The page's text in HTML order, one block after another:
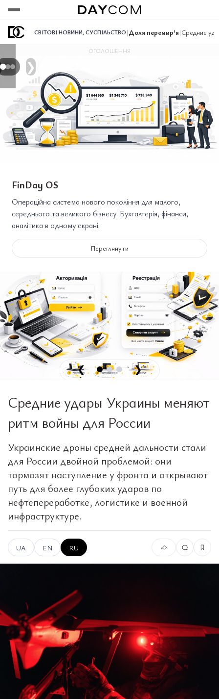
СВІТОВІ НОВИНИ, СУСПІЛЬСТВО|Доля перемир'я|Средние
❯
ОГОЛОШЕННЯ
FinDay OS
Операційна система нового покоління для малого,
середнього та великого бізнесу. Бухгалтерія, фінанси,
аналітика в одному екрані.
Переглянути
❮ ❯
Средние удары Украины меняют
ритм войны для России
Украинские дроны средней дальности стали
для России двойной проблемой: они
тормозят наступление у фронта и открывают
путь для более глубоких ударов по
нефтепереработке, логистике и военной
инфраструктуре.
UA EN RU